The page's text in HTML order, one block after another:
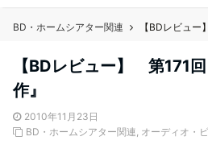
BD・ホームシアター関連
【BDレビュー】 第171
作』
2010年11月23日
BD・ホームシアター関連, オーディオ・